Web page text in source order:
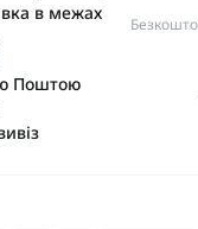
в межах
Поштою